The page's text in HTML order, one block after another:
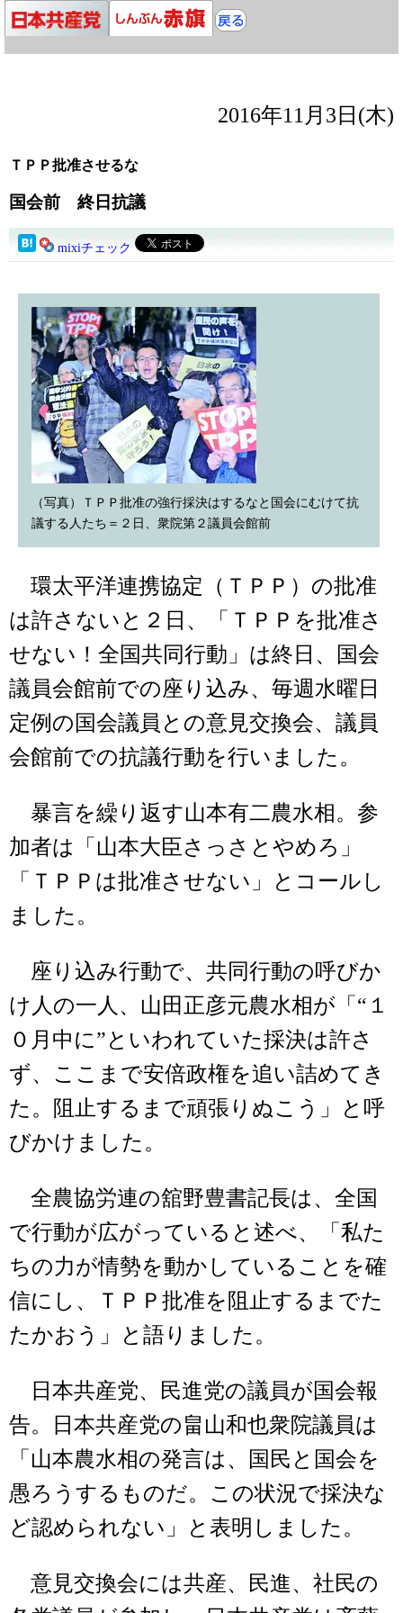
2016年11月3日(木)
ＴＰＰ批准させるな
国会前 終日抗議
mixiチェック
（写真）ＴＰＰ批准の強行採決はするなと国会にむけて抗
議する人たち＝２日、衆院第２議員会館前
環太平洋連携協定（ＴＰＰ）の批准
は許さないと２日、「ＴＰＰを批准さ
せない！全国共同行動」は終日、国会
議員会館前での座り込み、毎週水曜日
定例の国会議員との意見交換会、議員
会館前での抗議行動を行いました。
暴言を繰り返す山本有二農水相。参
加者は「山本大臣さっさとやめろ」
「ＴＰＰは批准させない」とコールし
ました。
座り込み行動で、共同行動の呼びか
け人の一人、山田正彦元農水相が「“１
０月中に”といわれていた採決は許さ
ず、ここまで安倍政権を追い詰めてき
た。阻止するまで頑張りぬこう」と呼
びかけました。
全農協労連の舘野豊書記長は、全国
で行動が広がっていると述べ、「私た
ちの力が情勢を動かしていることを確
信にし、ＴＰＰ批准を阻止するまでた
たかおう」と語りました。
日本共産党、民進党の議員が国会報
告。日本共産党の畠山和也衆院議員は
「山本農水相の発言は、国民と国会を
愚ろうするものだ。この状況で採決な
ど認められない」と表明しました。
意見交換会には共産、民進、社民の